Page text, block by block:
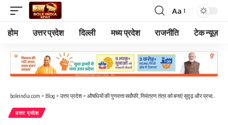
Font
Resizer
Aa
होम उत्तर प्रदेश दिल्ली मध्य प्रदेश राजनीति टेक न्यूज़
boleindia.com > Blog > उत्तर प्रदेश> औषधियों की गुणवत्ता सर्वोपरि, नियंत्रण तंत्र को बनाएं सुदृढ़ और प्रभावी: मुख्यमंत्री योगी
उत्तर प्रदेश